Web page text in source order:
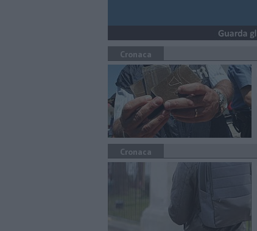
Cronaca
Cronaca